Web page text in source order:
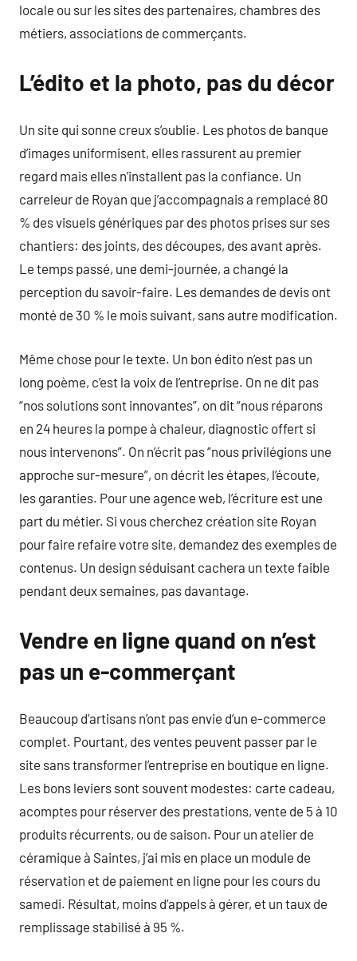
locale ou sur les sites des partenaires, chambres des
métiers, associations de commerçants.
L’édito et la photo, pas du décor
Un site qui sonne creux s’oublie. Les photos de banque
d’images uniformisent, elles rassurent au premier
regard mais elles n’installent pas la confiance. Un
carreleur de Royan que j’accompagnais a remplacé 80
% des visuels génériques par des photos prises sur ses
chantiers: des joints, des découpes, des avant après.
Le temps passé, une demi-journée, a changé la
perception du savoir-faire. Les demandes de devis ont
monté de 30 % le mois suivant, sans autre modification.
Même chose pour le texte. Un bon édito n’est pas un
long poème, c’est la voix de l’entreprise. On ne dit pas
“nos solutions sont innovantes”, on dit “nous réparons
en 24 heures la pompe à chaleur, diagnostic offert si
nous intervenons”. On n’écrit pas “nous privilégions une
approche sur-mesure”, on décrit les étapes, l’écoute,
les garanties. Pour une agence web, l’écriture est une
part du métier. Si vous cherchez création site Royan
pour faire refaire votre site, demandez des exemples de
contenus. Un design séduisant cachera un texte faible
pendant deux semaines, pas davantage.
Vendre en ligne quand on n’est
pas un e-commerçant
Beaucoup d’artisans n’ont pas envie d’un e-commerce
complet. Pourtant, des ventes peuvent passer par le
site sans transformer l’entreprise en boutique en ligne.
Les bons leviers sont souvent modestes: carte cadeau,
acomptes pour réserver des prestations, vente de 5 à 10
produits récurrents, ou de saison. Pour un atelier de
céramique à Saintes, j’ai mis en place un module de
réservation et de paiement en ligne pour les cours du
samedi. Résultat, moins d’appels à gérer, et un taux de
remplissage stabilisé à 95 %.